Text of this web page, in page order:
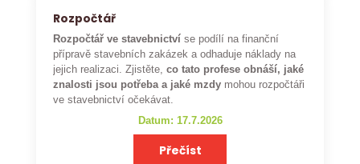
Rozpočtář
Rozpočtář ve stavebnictví se podílí na finanční
přípravě stavebních zakázek a odhaduje náklady na
jejich realizaci. Zjistěte,co tato profese obnáší, jaké
znalosti jsou potřeba a jaké mzdy mohou rozpočtáři
ve stavebnictví očekávat.
Datum: 17.7.2026
Přečíst